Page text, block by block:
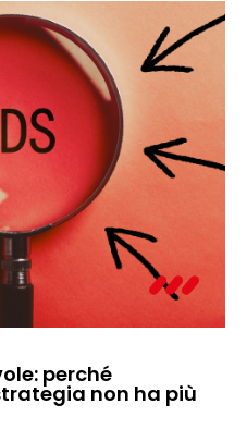
perché
non ha più